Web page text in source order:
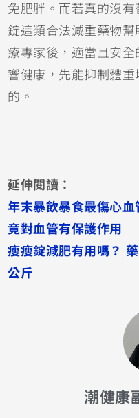
免肥胖。而若真的沒
錠這類合法減重藥物
療專家後，適當且安
響健康，先能抑制體
的。
延伸閱讀：
年末暴飲暴食最傷心血
竟對血管有保護作用
瘦瘦錠減肥有用嗎？
公斤
潮健康